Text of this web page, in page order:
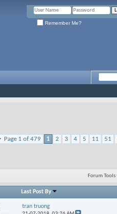
Remember Me?
Page 1 of 479 1 2 3 4 5 11 51
Forum Tools
Last Post By
tran truong